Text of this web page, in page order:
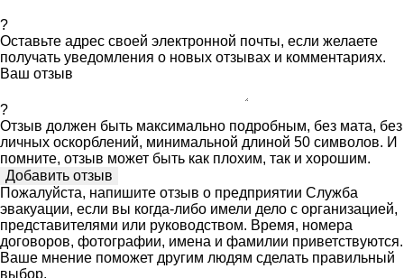
?
Оставьте адрес своей электронной почты, если желаете
получать уведомления о новых отзывах и комментариях.
Ваш отзыв
?
Отзыв должен быть максимально подробным, без мата, без
личных оскорблений, минимальной длиной 50 символов. И
помните, отзыв может быть как плохим, так и хорошим.
Пожалуйста, напишите отзыв о предприятии Служба
эвакуации, если вы когда-либо имели дело с организацией,
представителями или руководством. Время, номера
договоров, фотографии, имена и фамилии приветствуются.
Ваше мнение поможет другим людям сделать правильный
выбор.